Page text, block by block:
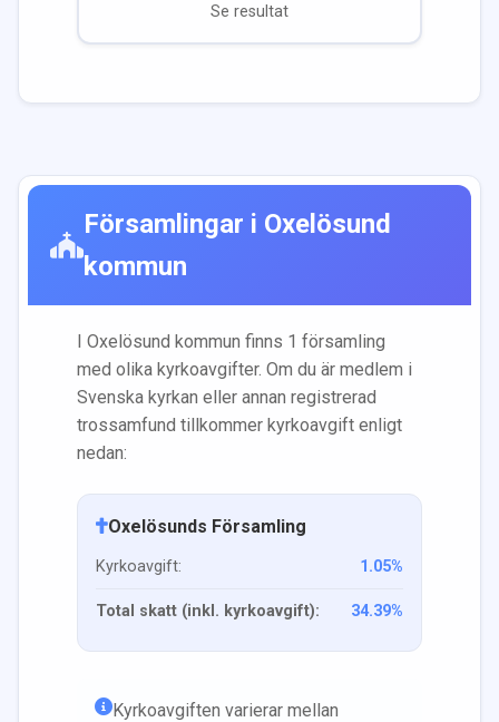
Se resultat
Församlingar i Oxelösund
kommun
I Oxelösund kommun finns 1 församling
med olika kyrkoavgifter. Om du är medlem i
Svenska kyrkan eller annan registrerad
trossamfund tillkommer kyrkoavgift enligt
nedan:
Oxelösunds Församling
Kyrkoavgift: 1.05%
Total skatt (inkl. kyrkoavgift): 34.39%
Kyrkoavgiften varierar mellan